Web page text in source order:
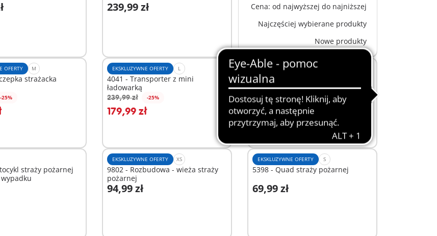
Cena: od najwyższej do najniższej
Najczęściej wybierane produkty
Nowe produkty
koszyka
239,99 zł
Dodaj do koszyka
479,99 zł -25%
359,99 zł
Dodaj do koszyka
OFERTY M
strażacka
-25%
koszyka
EKSKLUZYWNE OFERTY L
4041 - Transporter z mini
ładowarką
239,99 zł -25%
179,99 zł
Dodaj do koszyka
EKSKLUZYWNE OFERTY
7280 - Znaki drogowe
61,99 zł
Dodaj do koszyka
straży pożarnej
koszyka
EKSKLUZYWNE OFERTY XS
9802 - Rozbudowa - wieża straży
pożarnej
94,99 zł
Dodaj do koszyka
EKSKLUZYWNE OFERTY S
5398 - Quad straży pożarnej
69,99 zł
Dodaj do koszyka